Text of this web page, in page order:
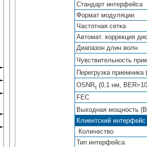
Стандарт интерфейса
Формат модуляции
Частотная сетка
Автомат. коррекция
Диапазон длин волн
Чувствительность
Перегрузка приемника
OSNRτ(0,1 нм, BER=10
FEC
Выходная мощность
Клиентский интерфейс
Количество
Тип интерфейса